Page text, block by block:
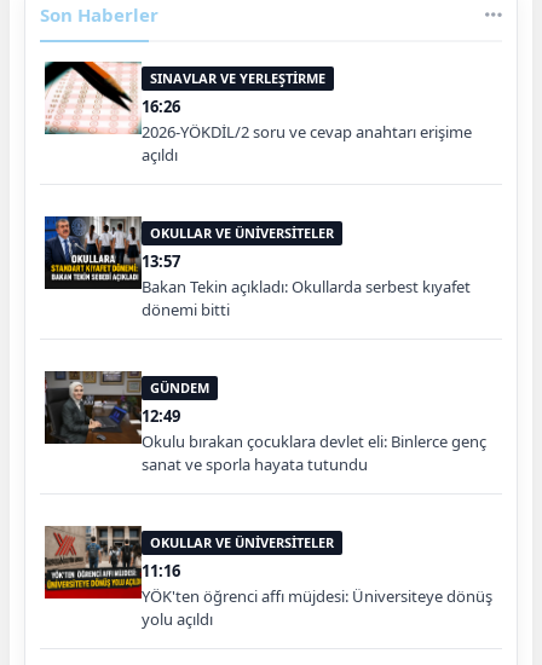
Son Haberler
SINAVLAR VE YERLEŞTİRME
16:26
2026-YÖKDİL/2 soru ve cevap anahtarı erişime
açıldı
OKULLAR VE ÜNİVERSİTELER
13:57
Bakan Tekin açıkladı: Okullarda serbest kıyafet
dönemi bitti
GÜNDEM
12:49
Okulu bırakan çocuklara devlet eli: Binlerce genç
sanat ve sporla hayata tutundu
OKULLAR VE ÜNİVERSİTELER
11:16
YÖK'ten öğrenci affı müjdesi: Üniversiteye dönüş
yolu açıldı